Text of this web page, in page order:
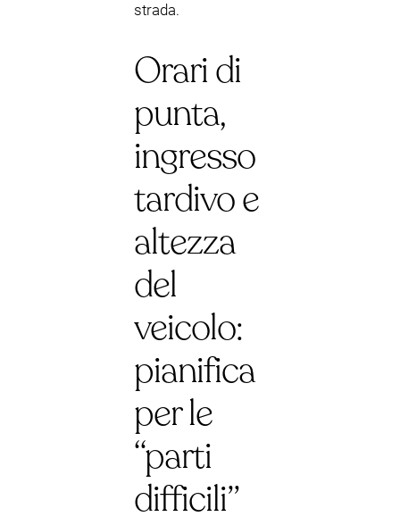
strada.
Orari di
punta,
ingresso
tardivo e
altezza
del
veicolo:
pianifica
per le
“parti
difficili”